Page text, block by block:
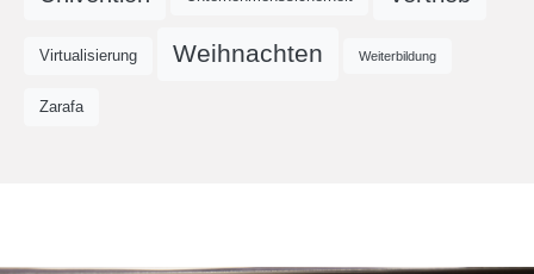
Virtualisierung Weihnachten Weiterbildung
Zarafa